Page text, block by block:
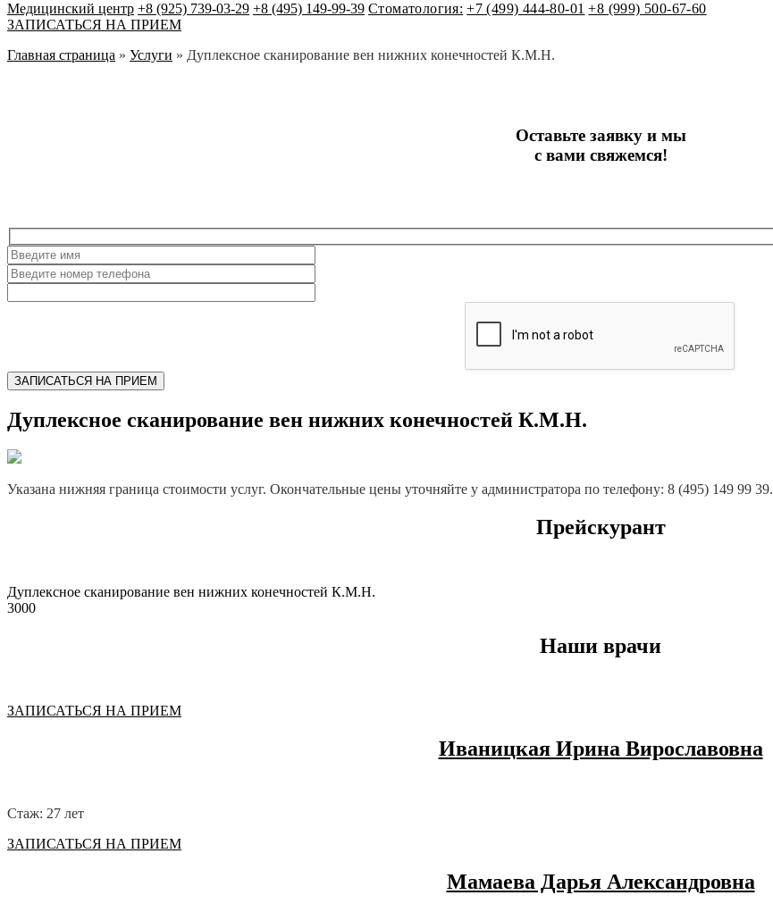
Медицинский центр +8 (925) 739-03-29 +8 (495) 149-99-39 Стоматология: +7 (499) 444-80-01 +8 (999) 500-67-60
ЗАПИСАТЬСЯ НА ПРИЕМ
Главная страница » Услуги » Дуплексное сканирование вен нижних конечностей К.М.Н.
Оставьте заявку и мы
с вами свяжемся!
ЗАПИСАТЬСЯ НА ПРИЕМ
Дуплексное сканирование вен нижних конечностей К.М.Н.
Указана нижняя граница стоимости услуг. Окончательные цены уточняйте у администратора по телефону: 8 (495) 149 99 39.
Прейскурант
Дуплексное сканирование вен нижних конечностей К.М.Н.
3000
Наши врачи
ЗАПИСАТЬСЯ НА ПРИЕМ
Иваницкая Ирина Вирославовна
Стаж: 27 лет
ЗАПИСАТЬСЯ НА ПРИЕМ
Мамаева Дарья Александровна